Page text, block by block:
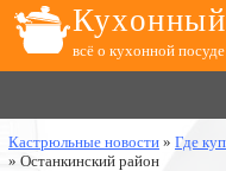
всё о кухонной
Кастрюльные новости » Где
» Останкинский район